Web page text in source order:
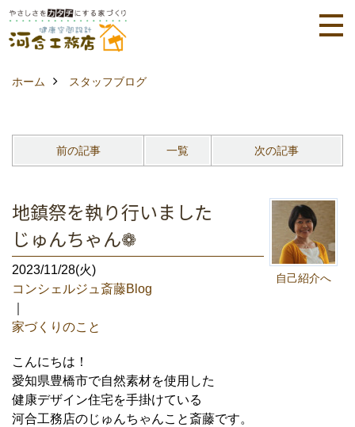
ホーム スタッフブログ
前の記事 一覧 次の記事
自己紹介へ
地鎮祭を執り行いました
じゅんちゃん❁
2023/11/28(火)
コンシェルジュ斎藤Blog
家づくりのこと
こんにちは！
愛知県豊橋市で自然素材を使用した
健康デザイン住宅を手掛けている
河合工務店のじゅんちゃんこと斎藤です。